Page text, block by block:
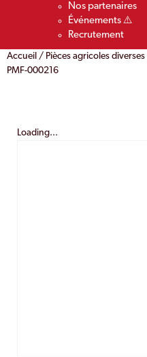
Nos partenaires
Événements ⚠️
Recrutement
Accueil / Pièces agricoles diverses
PMF-000216
Loading...